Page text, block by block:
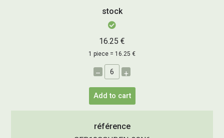
stock
16.25 €
1 piece = 16.25 €
– +
Add to cart
référence